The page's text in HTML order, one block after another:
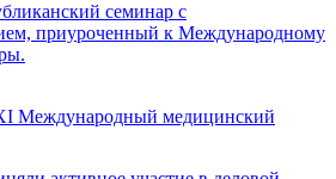
семинар с
приуроченный к Международному
Международный медицинский